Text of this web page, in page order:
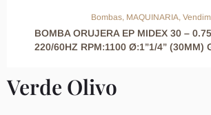
Bombas, MAQUINARIA,
BOMBA ORUJERA EP MIDEX 30 –
220/60HZ RPM:1100 Ø:1”1/4” (30MM)
Verde Olivo